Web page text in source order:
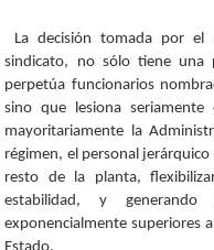
La decisión tomada por el
sindicato, no sólo tiene una
perpetúa funcionarios
sino que lesiona
mayoritariamente la
régimen, el personal
resto de la planta,
estabilidad, y
exponencialmente superiores